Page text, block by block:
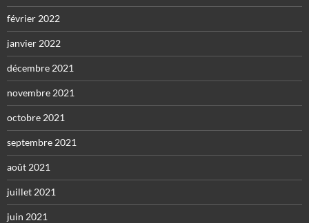
février 2022
janvier 2022
décembre 2021
novembre 2021
octobre 2021
septembre 2021
août 2021
juillet 2021
juin 2021